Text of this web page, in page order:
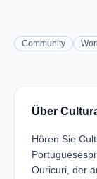
Community
Über
Hören Sie
Ouricuri, der